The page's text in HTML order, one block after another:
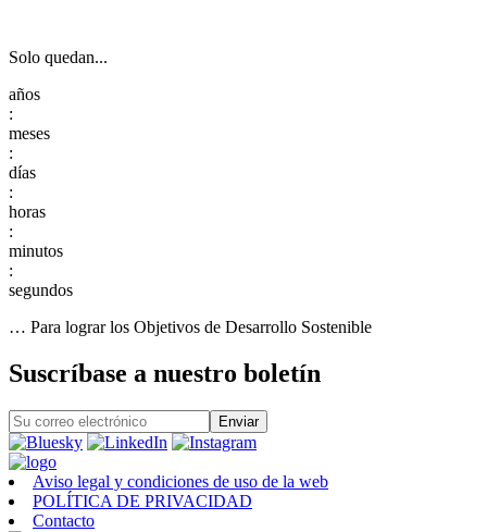
Solo quedan...
:
:
:
:
:
… Para lograr los Objetivos de Desarrollo Sostenible
Suscríbase a nuestro boletín
Aviso legal y condiciones de uso de la web
POLÍTICA DE PRIVACIDAD
Contacto